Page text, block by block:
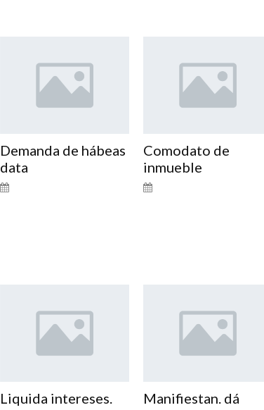
Demanda de hábeas
data
Comodato de
inmueble
Liquida intereses.
Manifiestan. dá